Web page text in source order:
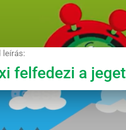
leírás:
felfedezi a jeget